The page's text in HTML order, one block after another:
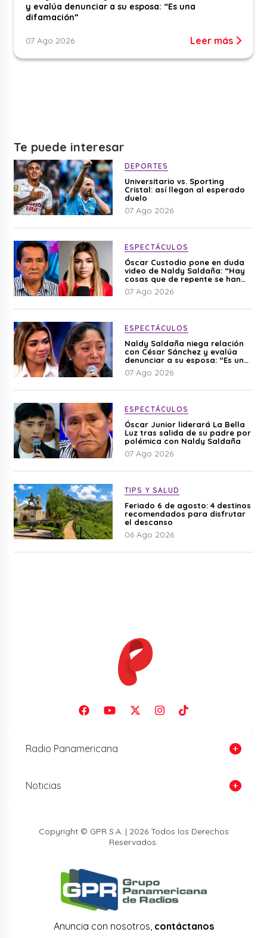
y evalúa denunciar a su esposa: “Es una
difamación”
07 Ago 2026 Leer más
Te puede interesar
DEPORTES
Universitario vs. Sporting
Cristal: así llegan al esperado
duelo
07 Ago 2026
ESPECTÁCULOS
Óscar Custodio pone en duda
video de Naldy Saldaña: “Hay
cosas que de repente se han
editado”
07 Ago 2026
ESPECTÁCULOS
Naldy Saldaña niega relación
con César Sánchez y evalúa
denunciar a su esposa: “Es una
difamación”
07 Ago 2026
ESPECTÁCULOS
Óscar Junior liderará La Bella
Luz tras salida de su padre por
polémica con Naldy Saldaña
07 Ago 2026
TIPS Y SALUD
Feriado 6 de agosto: 4 destinos
recomendados para disfrutar
el descanso
06 Ago 2026
Radio Panamericana
Noticias
Copyright © GPR S.A. | 2026 Todos los Derechos
Reservados.
Anuncia con nosotros, contáctanos